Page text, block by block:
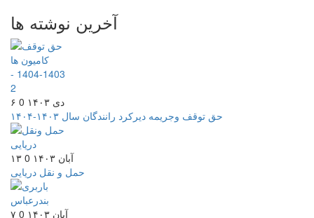
آخرین نوشته ها
۶ دی ۱۴۰۳
0
حق توقف وجریمه دیرکرد رانندگان سال ۱۴۰۳-۱۴۰۴
۱۳ آبان ۱۴۰۳
0
حمل و نقل دریایی
۷ آبان ۱۴۰۳
0